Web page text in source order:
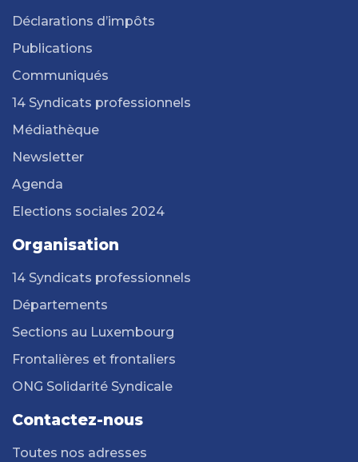
Déclarations d’impôts
Publications
Communiqués
14 Syndicats professionnels
Médiathèque
Newsletter
Agenda
Elections sociales 2024
Organisation
14 Syndicats professionnels
Départements
Sections au Luxembourg
Frontalières et frontaliers
ONG Solidarité Syndicale
Contactez-nous
Toutes nos adresses